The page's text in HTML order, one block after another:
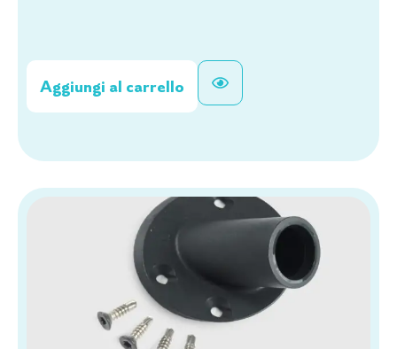
Aggiungi al carrello